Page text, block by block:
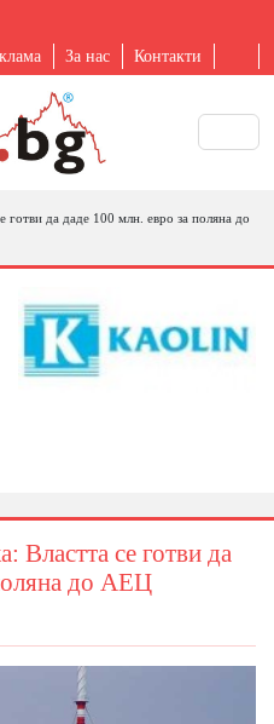
За нас Контакти
готви да даде 100 млн. евро за поляна до
Властта се готви да
до АЕЦ